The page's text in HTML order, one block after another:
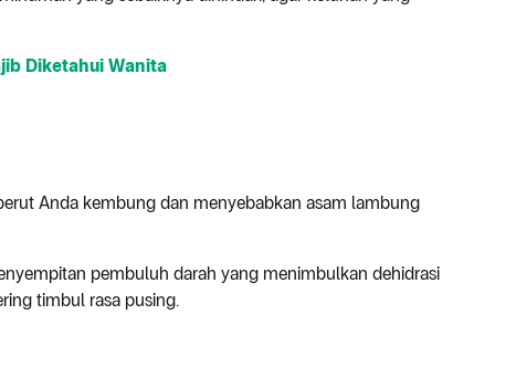
Diketahui Wanita
Anda kembung dan menyebabkan asam lambung
pembuluh darah yang menimbulkan dehidrasi
timbul rasa pusing.